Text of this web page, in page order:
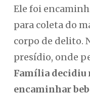
Ele foi
para coleta do
corpo de delito.
presídio, onde
Família decidiu
encaminhar